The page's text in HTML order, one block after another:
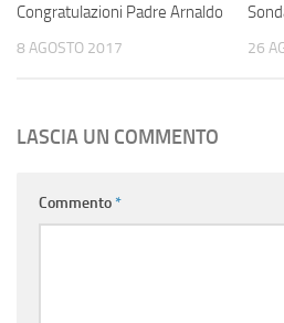
Congratulazioni Padre Arnaldo
8 AGOSTO 2017 26
LASCIA UN COMMENTO
Commento*